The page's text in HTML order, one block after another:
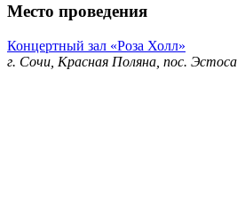
Место проведения
Концертный зал «Роза Холл»
г. Сочи, Красная Поляна, пос.